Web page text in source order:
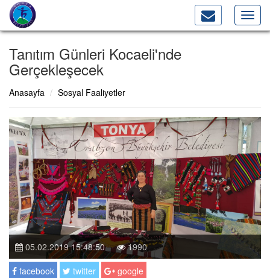
Tanıtım Günleri Kocaeli'nde
Gerçekleşecek
Anasayfa Sosyal Faaliyetler
05.02.2019 15:48:50
1990
facebook
twitter
google